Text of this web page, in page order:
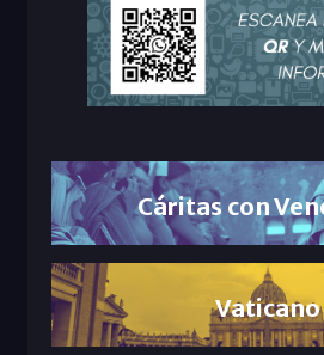
Cáritas con
Vaticano